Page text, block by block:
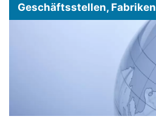
Geschäftsstellen, Fabriken